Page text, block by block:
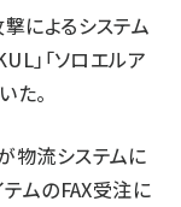
によるシステム
」「ソロエルア
た。
物流システムに
ムのFAX受注に